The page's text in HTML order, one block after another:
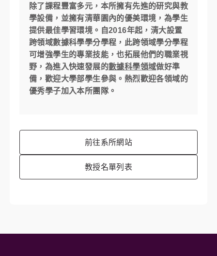
除了課程豐富多元，本所擁有先進的研究與教
學設備，並擁有清華園內的優美環境，為學生
提供最佳學習環境。自2016年起，清大設置
跨領域數據科學學分學程，此跨領域學分學程
可增強學生的專業技能，也拓展他們的職業視
野，為進入快速發展的數據科學領域做好準
備，歡迎大學部學生參與。熱烈歡迎各領域的
優秀學子加入本所團隊。
前往系所網站
教授名單列表